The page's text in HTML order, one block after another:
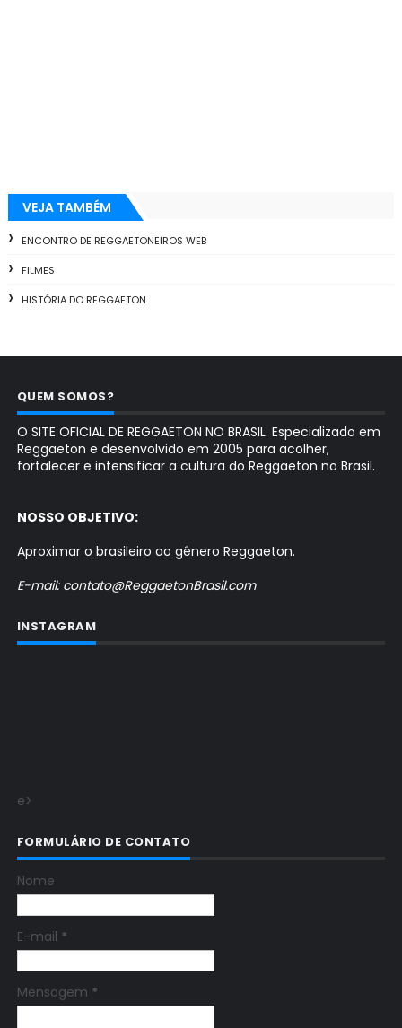
VEJA TAMBÉM
ENCONTRO DE REGGAETONEIROS WEB
FILMES
HISTÓRIA DO REGGAETON
QUEM SOMOS?
O SITE OFICIAL DE REGGAETON NO BRASIL. Especializado em
Reggaeton e desenvolvido em 2005 para acolher,
fortalecer e intensificar a cultura do Reggaeton no Brasil.
NOSSO OBJETIVO:
Aproximar o brasileiro ao gênero Reggaeton.
E-mail: contato@ReggaetonBrasil.com
INSTAGRAM
e>
FORMULÁRIO DE CONTATO
Nome
E-mail *
Mensagem *